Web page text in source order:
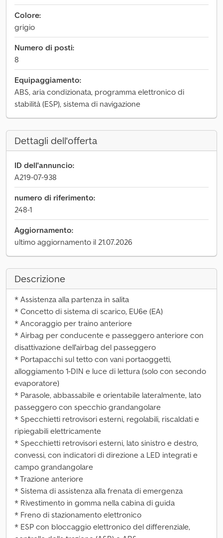
Colore:
grigio
Numero di posti:
8
Equipaggiamento:
ABS, aria condizionata, programma elettronico di
stabilità (ESP), sistema di navigazione
Dettagli dell'offerta
ID dell'annuncio:
A219-07-938
numero di riferimento:
248-1
Aggiornamento:
ultimo aggiornamento il 21.07.2026
Descrizione
* Assistenza alla partenza in salita
* Concetto di sistema di scarico, EU6e (EA)
* Ancoraggio per traino anteriore
* Airbag per conducente e passeggero anteriore con
disattivazione dell'airbag del passeggero
* Portapacchi sul tetto con vani portaoggetti,
alloggiamento 1-DIN e luce di lettura (solo con secondo
evaporatore)
* Parasole, abbassabile e orientabile lateralmente, lato
passeggero con specchio grandangolare
* Specchietti retrovisori esterni, regolabili, riscaldati e
ripiegabili elettricamente
* Specchietti retrovisori esterni, lato sinistro e destro,
convessi, con indicatori di direzione a LED integrati e
campo grandangolare
* Trazione anteriore
* Sistema di assistenza alla frenata di emergenza
* Rivestimento in gomma nella cabina di guida
* Freno di stazionamento elettronico
* ESP con bloccaggio elettronico del differenziale,